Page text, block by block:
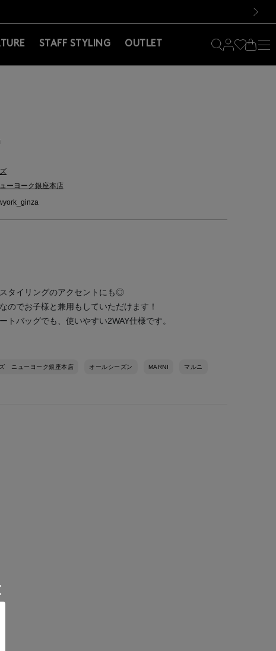
お買い物の際は会員登録を！
お買い物の際は会員登録を！
STAFF STYLING OUTLET
ーヨーク銀座本店
タイリングのアクセントにも◎
のでお子様と兼用もしていただけます！
トバッグでも、使いやすい2WAY仕様です。
ニューヨーク銀座本店 オールシーズン MARNI マルニ